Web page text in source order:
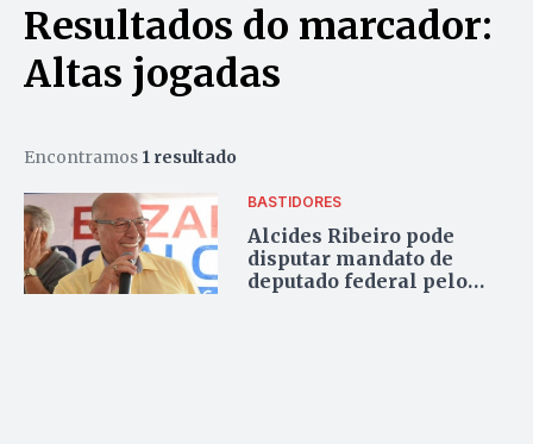
Resultados do marcador:
Altas jogadas
Encontramos 1 resultado
BASTIDORES
Alcides Ribeiro pode
disputar mandato de
deputado federal pelo